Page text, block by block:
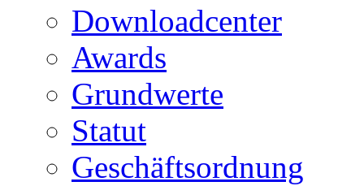
Downloadcenter
Awards
Grundwerte
Statut
Geschäftsordnung